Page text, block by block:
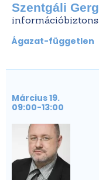
Szentgáli
Ágazat-független
Március 19.
09:00-13:00